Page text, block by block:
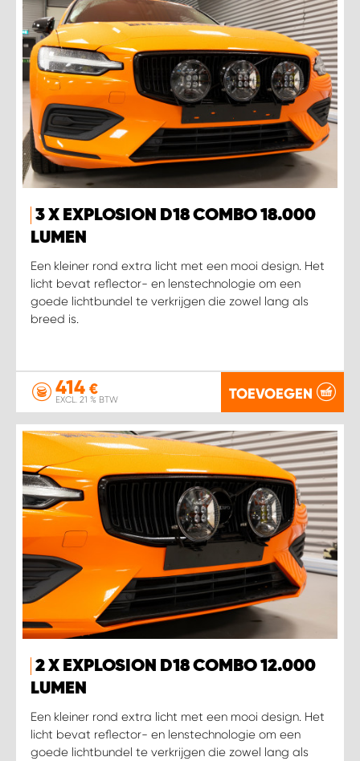
3 X EXPLOSION D18 COMBO 18.000
LUMEN
Een kleiner rond extra licht met een mooi design. Het
licht bevat reflector- en lenstechnologie om een
goede lichtbundel te verkrijgen die zowel lang als
breed is.
414 €
EXCL. 21 % BTW TOEVOEGEN
2 X EXPLOSION D18 COMBO 12.000
LUMEN
Een kleiner rond extra licht met een mooi design. Het
licht bevat reflector- en lenstechnologie om een
goede lichtbundel te verkrijgen die zowel lang als